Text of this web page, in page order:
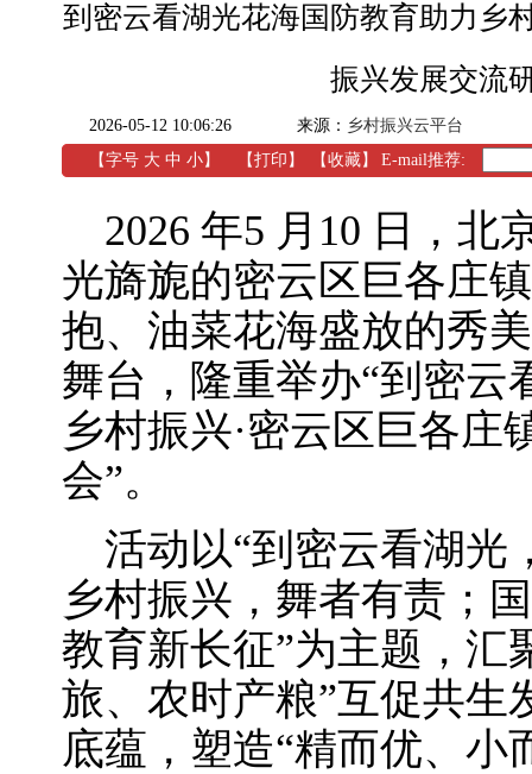
到密云看湖光花海国防教育助力
振兴发展交流
2026-05-12 10:06:26 来源： 乡村振兴云平台
【字号 大 中 小】 【打印 】 【收藏】 E-mail推荐:
2026 年5 月10 日，北
光旖旎的密云区巨各庄
抱、油菜花海盛放的秀
舞台，隆重举办“到密
乡村振兴·密云区巨各庄
会”。
活动以“到密云看湖光
乡村振兴，舞者有责；
教育新长征”为主题，汇
旅、农时产粮”互促共生
底蕴，塑造“精而优、小